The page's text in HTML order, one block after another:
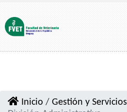
Inicio / Gestión y Servicios